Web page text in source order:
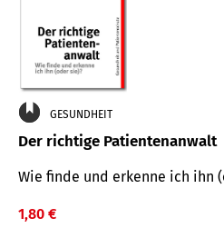
GESUNDHEIT
Der richtige Patientenanwalt
Wie finde und erkenne ich ihn
1,80 €